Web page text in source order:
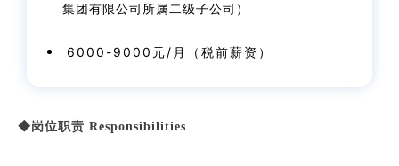
集团有限公司所属二级子公司）
6000-9000元/月（税前薪资）
◆岗位职责 Responsibilities